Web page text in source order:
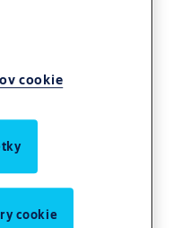
tomu však
kvality. Tým sa
vzniknú, a
cookie
cookie